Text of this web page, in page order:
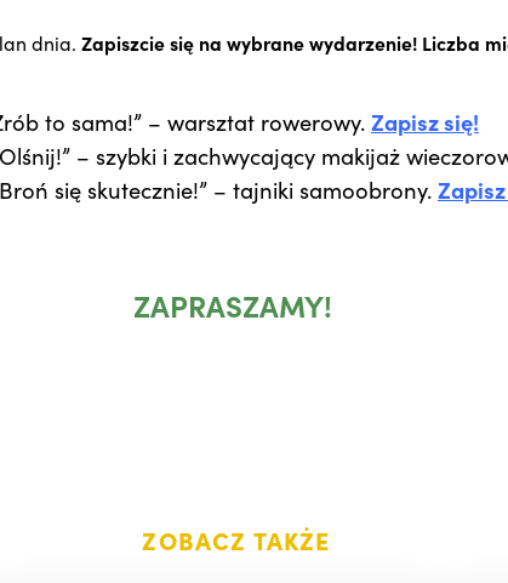
dnia. Zapiszcie się na wybrane wydarzenie! Liczba
to sama!” – warsztat rowerowy.Zapisz się!
– szybki i zachwycający makijaż
się skutecznie!” – tajniki samoobrony.
ZAPRASZAMY!
ZOBACZ TAKŻE